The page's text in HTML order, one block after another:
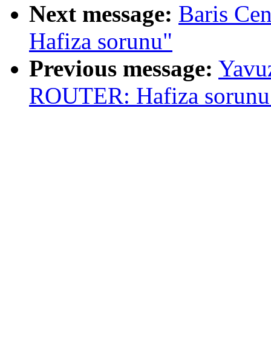
Next message: Baris
Hafiza sorunu"
Previous message:
ROUTER: Hafiza